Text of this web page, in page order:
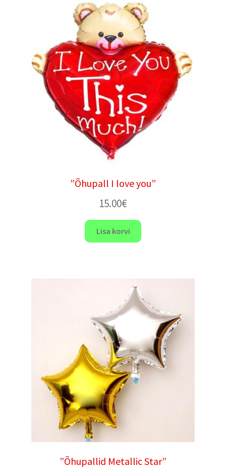
”Õhupall I love you”
15.00€
Lisa korvi
”Õhupallid Metallic Star”